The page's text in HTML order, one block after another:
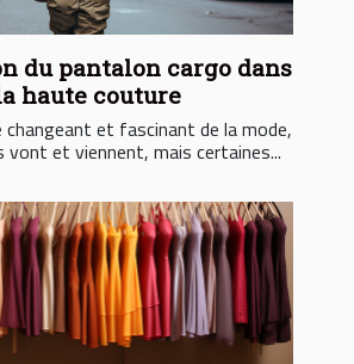
du pantalon cargo dans
haute couture
changeant et fascinant de la mode,
vont et viennent, mais certaines...